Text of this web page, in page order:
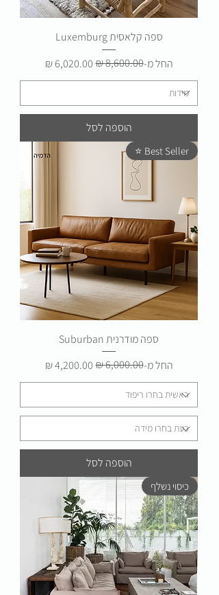
ספה קלאסית Luxemburg
החל מ-
מחיר רגיל
‏8,600.00 ‏₪
מחיר מבצע
הוספה לסל
Best Seller ⭐
ספה מודרנית Suburban
החל מ-
מחיר רגיל
‏6,000.00 ‏₪
מחיר מבצע
הוספה לסל
כיסוי נשלף